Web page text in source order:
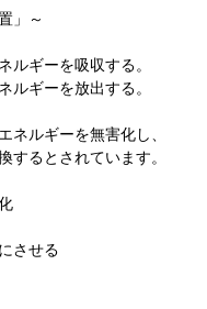
」～
ギーを吸収する。
ギーを放出する。
ネルギーを無害化し、
するとされています。
させる